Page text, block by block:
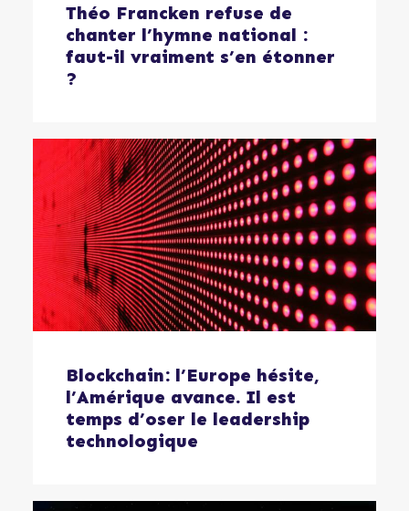
Théo Francken refuse de
chanter l’hymne national :
faut-il vraiment s’en étonner
?
Blockchain: l’Europe hésite,
l’Amérique avance. Il est
temps d’oser le leadership
technologique